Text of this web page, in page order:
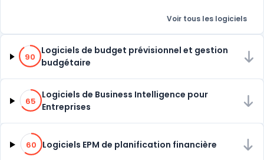
Voir tous les logiciels
90% de compatibilité
90
Logiciels de budget prévisionnel et gestion
budgétaire
65% de compatibilité
65
Logiciels de Business Intelligence pour
Entreprises
60% de compatibilité
60 Logiciels EPM de planification financière